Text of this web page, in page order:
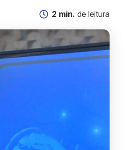
2 min. de leitura